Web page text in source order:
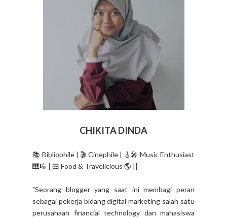
CHIKITA DINDA
📚 Bibliophile | 🎬 Cinephile | 🎸🎤 Music Enthusiast
🎹🎼 | 🍱 Food & Travelicious 🌎 ||
"Seorang blogger yang saat ini membagi peran
sebagai pekerja bidang digital marketing salah satu
perusahaan financial technology dan mahasiswa